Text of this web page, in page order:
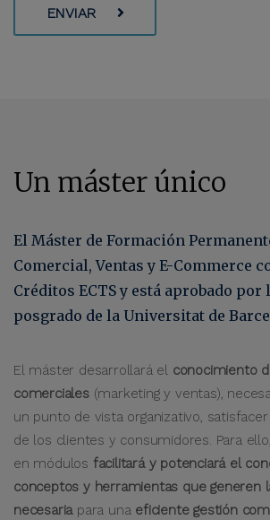
ENVIAR
Un máster único
El Máster de Formación
Comercial, Ventas y E-Commerce
Créditos ECTS y está aprobado por
posgrado de la Universitat de
El máster desarrollará el conocimiento
comerciales(marketing y ventas),
un punto de vista organizativo,
de los clientes y consumidores. Para
en módulos facilitará y potenciará el
conceptos y herramientas que generen
necesariapara una eficiente gestión